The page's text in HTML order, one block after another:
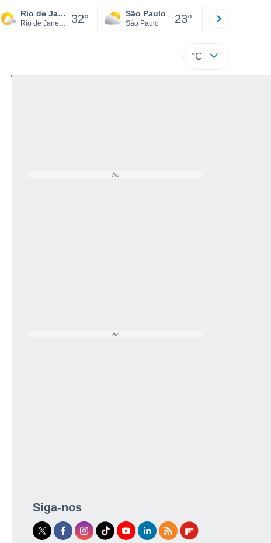
Rio de Janeiro
Rio de Janeiro 32° São Paulo
São Paulo 23°
°C
Siga-nos